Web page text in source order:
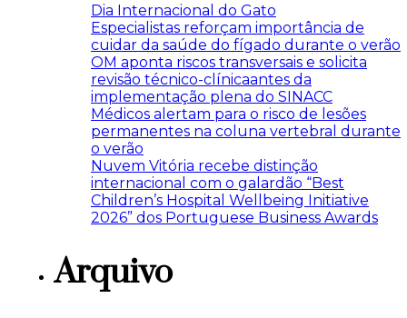
Dia Internacional do Gato
Especialistas reforçam importância de
cuidar da saúde do fígado durante o verão
OM aponta riscos transversais e solicita
revisão técnico-clínicaantes da
implementação plena do SINACC
Médicos alertam para o risco de lesões
permanentes na coluna vertebral durante
o verão
Nuvem Vitória recebe distinção
internacional com o galardão “Best
Children’s Hospital Wellbeing Initiative
2026” dos Portuguese Business Awards
Arquivo